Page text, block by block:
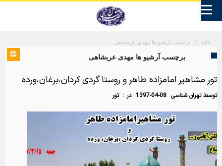
خانه برچسب آرشیو ها مهدی عربشاهی
برچسب آرشیو ها مهدی عربشاهی
تور مشاهیر امامزاده طاهر و روستا گردی کردان،برغان،ورده
توسطتهران شناسی 1397-04-08 در :تور